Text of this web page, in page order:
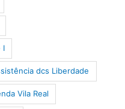
I
dcs Liberdade
Vila Real